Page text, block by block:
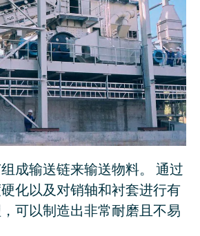
成输送链来输送物料。 通过
化以及对销轴和衬套进行有
可以制造出非常耐磨且不易